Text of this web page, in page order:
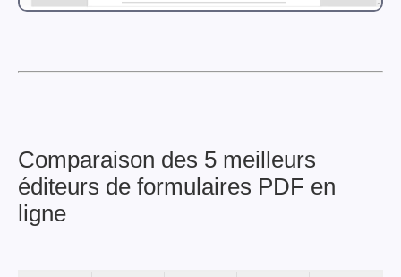
Comparaison des 5 meilleurs
éditeurs de formulaires PDF en
ligne